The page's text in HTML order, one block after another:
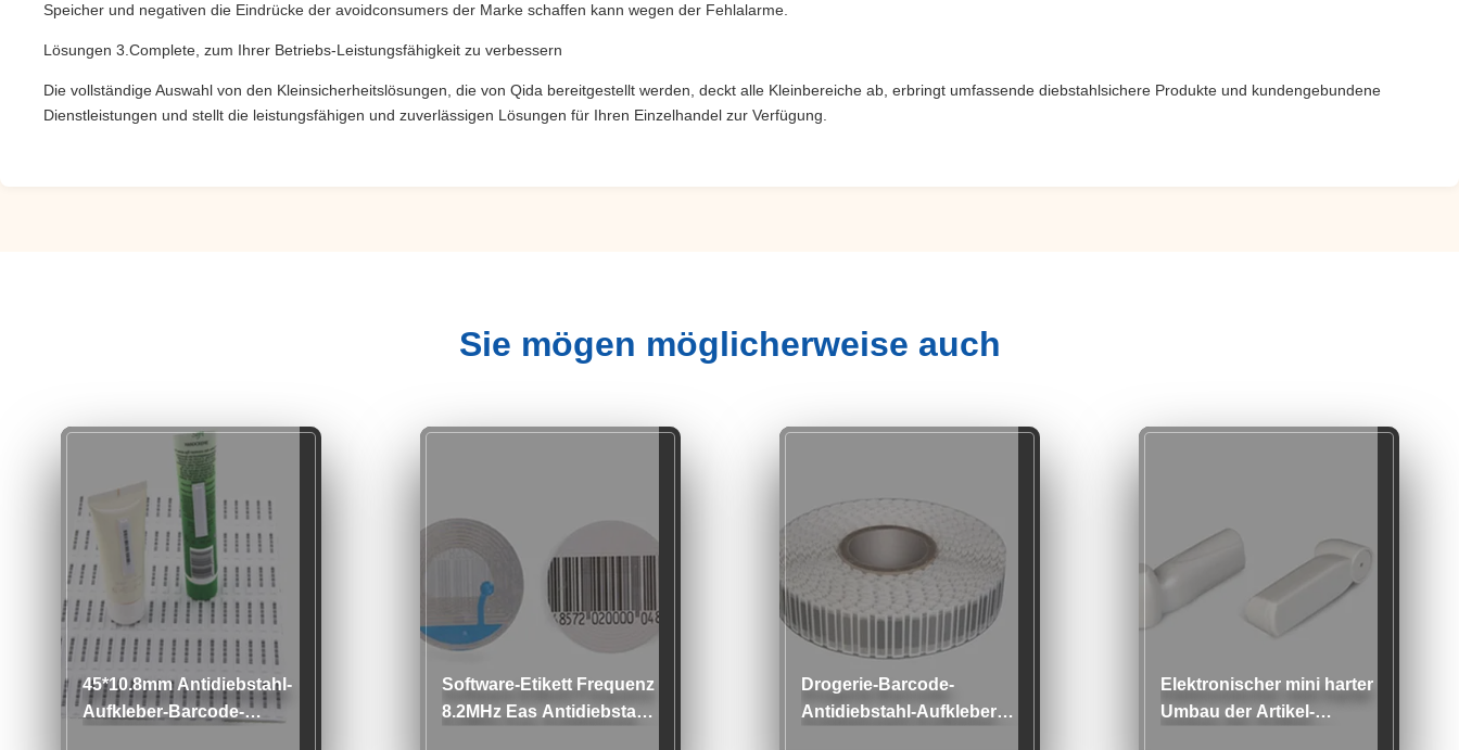
Speicher und negativen die Eindrücke der avoidconsumers der Marke schaffen kann wegen der Fehlalarme.
Lösungen 3.Complete, zum Ihrer Betriebs-Leistungsfähigkeit zu verbessern
Die vollständige Auswahl von den Kleinsicherheitslösungen, die von Qida bereitgestellt werden, deckt alle Kleinbereiche ab, erbringt umfassende diebstahlsichere Produkte und kundengebundene
Dienstleistungen und stellt die leistungsfähigen und zuverlässigen Lösungen für Ihren Einzelhandel zur Verfügung.
Sie mögen möglicherweise auch
45*10.8mm Antidiebstahl-
Aufkleber-Barcode-
Software-Etikett Frequenz
8.2MHz Eas Antidiebstahl-
Drogerie-Barcode-
Antidiebstahl-Aufkleber-
Elektronischer mini harter
Umbau der Artikel-